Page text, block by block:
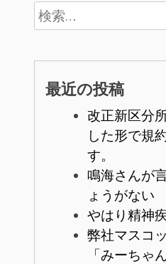
検
索:
最近の投稿
改正新区分
した形で規
す。
鳴海さんが
ょうがない
やはり精神
弊社マスコ
「みーちゃ